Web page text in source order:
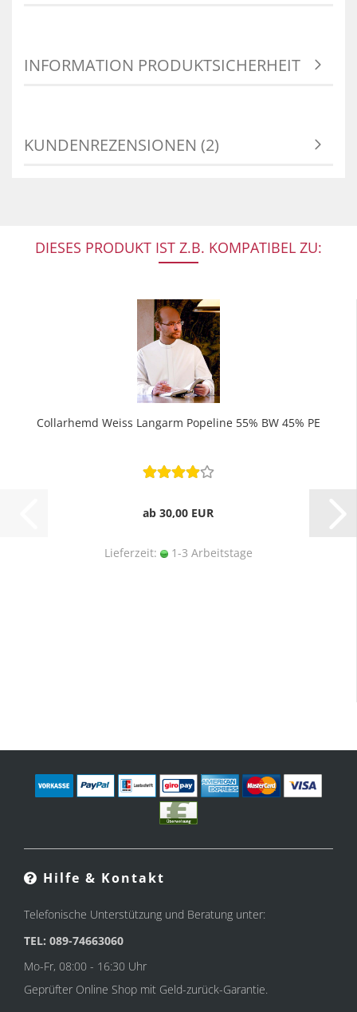
INFORMATION PRODUKTSICHERHEIT
KUNDENREZENSIONEN (2)
DIESES PRODUKT IST Z.B. KOMPATIBEL ZU:
Collarhemd Weiss Langarm Popeline 55% BW 45% PE
ab 30,00 EUR
Lieferzeit: 1-3 Arbeitstage
Hilfe & Kontakt
Telefonische Unterstützung und Beratung unter:
TEL: 089-74663060
Mo-Fr, 08:00 - 16:30 Uhr
Geprüfter Online Shop mit Geld-zurück-Garantie.